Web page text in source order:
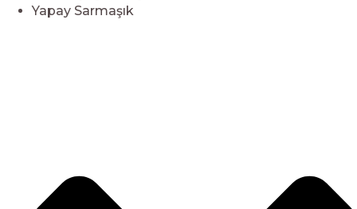
Yapay Sarmaşık